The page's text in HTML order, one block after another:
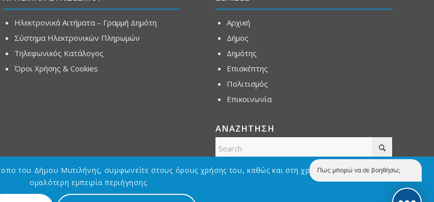
Ηλεκτρονικά Αιτήματα – Γραμμή Δημότη
Σύστημα Ηλεκτρονικών Πληρωμών
Τηλεφωνικός Κατάλογος
Όροι Χρήσης & Cookies
Αρχική
Δήμος
Δημότης
Επισκέπτης
Πολιτισμός
Επικοινωνία
ΑΝΑΖΗΤΗΣΗ
του Δήμου Μυτιλήνης, συμφωνείτε στους όρους χρήσης του, καθώς και στη χρήση Cookies με σκοπό την
ομαλότερη εμπειρία περιήγησης.
Πως μπορώ να σε βοηθήσω;